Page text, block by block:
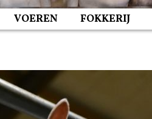
VOEREN FOKKERIJ